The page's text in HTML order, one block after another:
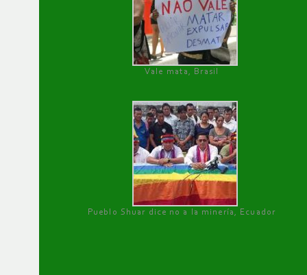
Vale mata, Brasil
Pueblo Shuar dice no a la minería, Ecuador